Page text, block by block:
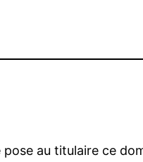
pose au titulaire ce